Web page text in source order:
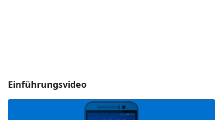
Einführungsvideo